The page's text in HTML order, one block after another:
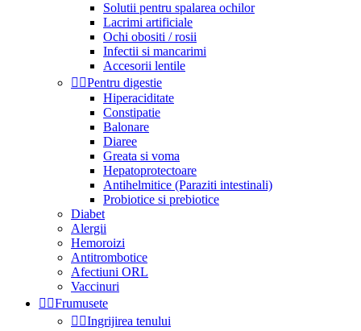
Solutii pentru spalarea ochilor
Lacrimi artificiale
Ochi obositi / rosii
Infectii si mancarimi
Accesorii lentile
 Pentru digestie
Hiperaciditate
Constipatie
Balonare
Diaree
Greata si voma
Hepatoprotectoare
Antihelmitice (Paraziti intestinali)
Probiotice si prebiotice
Diabet
Alergii
Hemoroizi
Antitrombotice
Afectiuni ORL
Vaccinuri
 Frumusete
 Ingrijirea tenului